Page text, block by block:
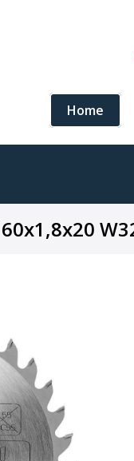
Home